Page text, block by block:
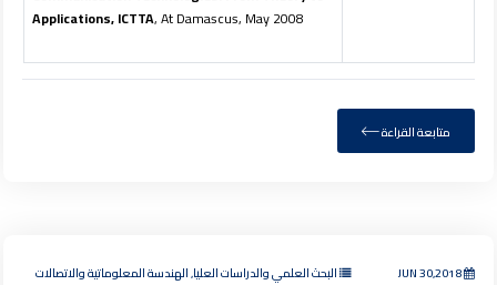
Applications, ICTTA, At Damascus, May 2008
متابعة القراءة
JUN 30,2018 البحث العلمي والدراسات العليا, الهندسة المعلوماتية والاتصالات